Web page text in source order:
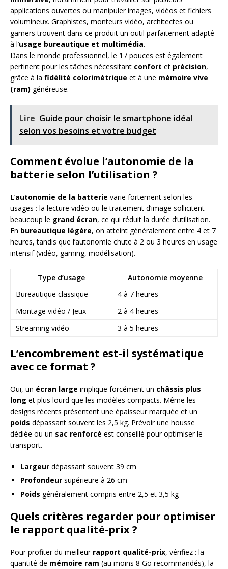
applications ouvertes ou manipuler images, vidéos et fichiers
volumineux. Graphistes, monteurs vidéo, architectes ou
gamers trouvent dans ce produit un outil parfaitement adapté
à l’usage bureautique et multimédia.
Dans le monde professionnel, le 17 pouces est également
pertinent pour les tâches nécessitant confort et précision,
grâce à la fidélité colorimétrique et à une mémoire vive
(ram) généreuse.
Lire Guide pour choisir le smartphone idéal
selon vos besoins et votre budget
Comment évolue l’autonomie de la
batterie selon l’utilisation ?
L’autonomie de la batterie varie fortement selon les
usages : la lecture vidéo ou le traitement d’image sollicitent
beaucoup le grand écran, ce qui réduit la durée d’utilisation.
En bureautique légère, on atteint généralement entre 4 et 7
heures, tandis que l’autonomie chute à 2 ou 3 heures en usage
intensif (vidéo, gaming, modélisation).
Type d’usage
Autonomie moyenne
Bureautique classique
4 à 7 heures
Montage vidéo / Jeux
2 à 4 heures
Streaming vidéo
3 à 5 heures
L’encombrement est-il systématique
avec ce format ?
Oui, un écran large implique forcément un châssis plus
long et plus lourd que les modèles compacts. Même les
designs récents présentent une épaisseur marquée et un
poids dépassant souvent les 2,5 kg. Prévoir une housse
dédiée ou un sac renforcé est conseillé pour optimiser le
transport.
Largeur dépassant souvent 39 cm
Profondeur supérieure à 26 cm
Poids généralement compris entre 2,5 et 3,5 kg
Quels critères regarder pour optimiser
le rapport qualité-prix ?
Pour profiter du meilleur rapport qualité-prix, vérifiez : la
quantité de mémoire ram (au moins 8 Go recommandés), la